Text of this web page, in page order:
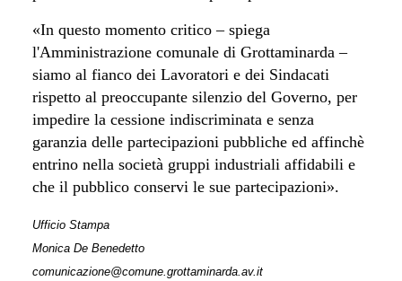
«In questo momento critico – spiega
l'Amministrazione comunale di Grottaminarda –
siamo al fianco dei Lavoratori e dei Sindacati
rispetto al preoccupante silenzio del Governo, per
impedire la cessione indiscriminata e senza
garanzia delle partecipazioni pubbliche ed affinchè
entrino nella società gruppi industriali affidabili e
che il pubblico conservi le sue partecipazioni».
Ufficio Stampa
Monica De Benedetto
comunicazione@comune.grottaminarda.av.it